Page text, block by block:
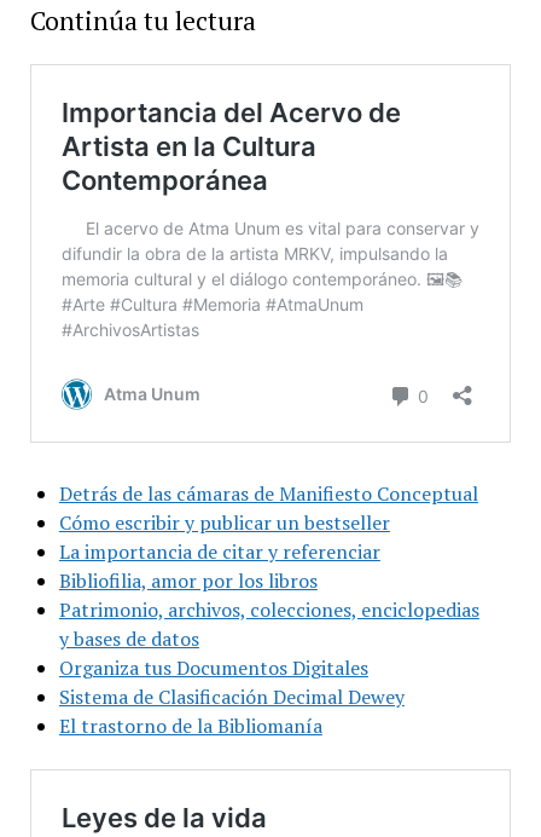
Continúa tu lectura
Detrás de las cámaras de Manifiesto Conceptual
Cómo escribir y publicar un bestseller
La importancia de citar y referenciar
Bibliofilia, amor por los libros
Patrimonio, archivos, colecciones, enciclopedias
y bases de datos
Organiza tus Documentos Digitales
Sistema de Clasificación Decimal Dewey
El trastorno de la Bibliomanía